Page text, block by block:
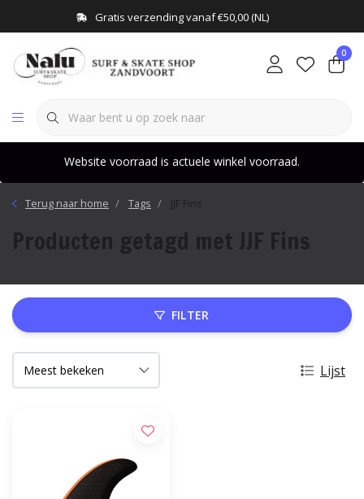
Gratis verzending vanaf €50,00 (NL)
0
Website voorraad is actuele winkel voorraad.
Terug naar home Tags JJF Fins
Producten getagd met JJF Fins
FILTER
Lijst